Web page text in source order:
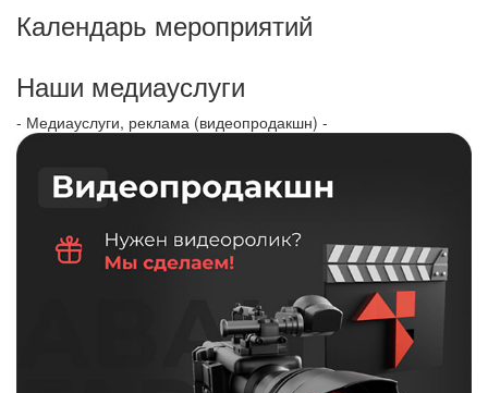
Календарь мероприятий
Наши медиауслуги
- Медиауслуги, реклама (видеопродакшн) -